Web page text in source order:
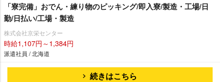
「寮完備」おでん・練り物のピッキング/即入寮/製造・工場/日
勤/日払い/工場・製造
株式会社京栄センター
時給1,107円～1,384円
派遣社員 / 北海道
続きはこちら